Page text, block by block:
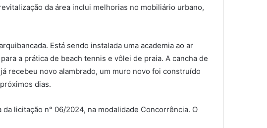
da área inclui melhorias no mobiliário urbano,
Está sendo instalada uma academia ao ar
a prática de beach tennis e vôlei de praia. A cancha de
recebeu novo alambrado, um muro novo foi construído
dias.
licitação n° 06/2024, na modalidade Concorrência. O